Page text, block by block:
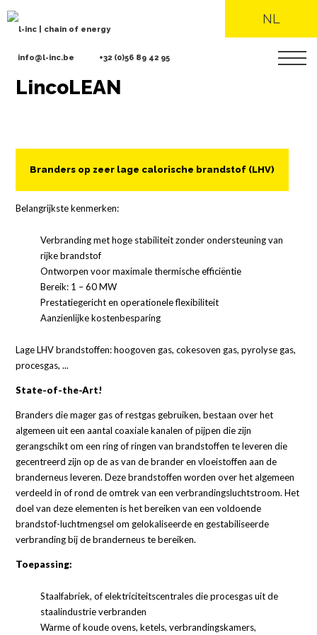
Overslaan
gaan
NL
info@l-inc.be +32 (0)56 89 42 95
LincoLEAN
Branders op zeer lage calorische brandstof (LHV)
Belangrijkste kenmerken:
Verbranding met hoge stabiliteit zonder ondersteuning van
rijke brandstof
Ontworpen voor maximale thermische efficiëntie
Bereik: 1 – 60 MW
Prestatiegericht en operationele flexibiliteit
Aanzienlijke kostenbesparing
Lage LHV brandstoffen: hoogoven gas, cokesoven gas, pyrolyse gas,
procesgas, ...
State-of-the-Art!
Branders die mager gas of restgas gebruiken, bestaan over het
algemeen uit een aantal coaxiale kanalen of pijpen die zijn
gerangschikt om een ring of ringen van brandstoffen te leveren die
gecentreerd zijn op de as van de brander en vloeistoffen aan de
branderneus leveren. Deze brandstoffen worden over het algemeen
verdeeld in of rond de omtrek van een verbrandingsluchtstroom. Het
doel van deze elementen is het bereiken van een voldoende
brandstof-luchtmengsel om gelokaliseerde en gestabiliseerde
verbranding bij de branderneus te bereiken.
Toepassing:
Staalfabriek, of elektriciteitscentrales die procesgas uit de
staalindustrie verbranden
Warme of koude ovens, ketels, verbrandingskamers,